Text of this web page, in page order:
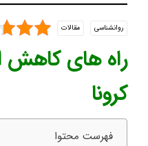
روانشناسی مقالات
راه های کاهش
کرونا
فهرست محتوا